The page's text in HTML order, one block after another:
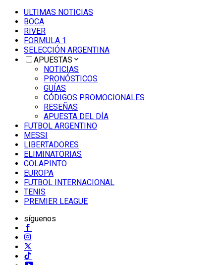
ULTIMAS NOTICIAS
BOCA
RIVER
FORMULA 1
SELECCIÓN ARGENTINA
APUESTAS
NOTICIAS
PRONÓSTICOS
GUÍAS
CÓDIGOS PROMOCIONALES
RESEÑAS
APUESTA DEL DÍA
FUTBOL ARGENTINO
MESSI
LIBERTADORES
ELIMINATORIAS
COLAPINTO
EUROPA
FUTBOL INTERNACIONAL
TENIS
PREMIER LEAGUE
síguenos